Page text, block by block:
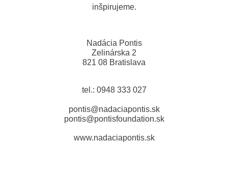
inšpirujeme.
Nadácia Pontis
Zelinárska 2
821 08 Bratislava
tel.: 0948 333 027
pontis@nadaciapontis.sk
pontis@pontisfoundation.sk
www.nadaciapontis.sk